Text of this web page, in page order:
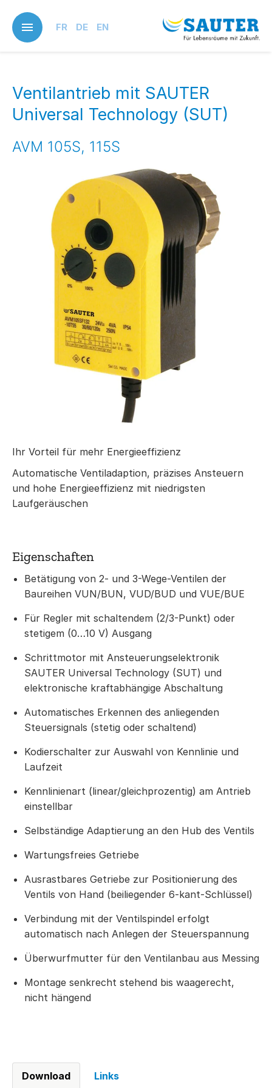
main
content
FR DE EN
Ventilantrieb mit SAUTER
Universal Technology (SUT)
AVM 105S, 115S
Ihr Vorteil für mehr Energieeffizienz
Automatische Ventiladaption, präzises Ansteuern
und hohe Energieeffizienz mit niedrigsten
Laufgeräuschen
Eigenschaften
Betätigung von 2- und 3-Wege-Ventilen der
Baureihen VUN/BUN, VUD/BUD und VUE/BUE
Für Regler mit schaltendem (2/3-Punkt) oder
stetigem (0…10 V) Ausgang
Schrittmotor mit Ansteuerungselektronik
SAUTER Universal Technology (SUT) und
elektronische kraftabhängige Abschaltung
Automatisches Erkennen des anliegenden
Steuersignals (stetig oder schaltend)
Kodierschalter zur Auswahl von Kennlinie und
Laufzeit
Kennlinienart (linear/gleichprozentig) am Antrieb
einstellbar
Selbständige Adaptierung an den Hub des Ventils
Wartungsfreies Getriebe
Ausrastbares Getriebe zur Positionierung des
Ventils von Hand (beiliegender 6-kant-Schlüssel)
Verbindung mit der Ventilspindel erfolgt
automatisch nach Anlegen der Steuerspannung
Überwurfmutter für den Ventilanbau aus Messing
Montage senkrecht stehend bis waagerecht,
nicht hängend
Download Links